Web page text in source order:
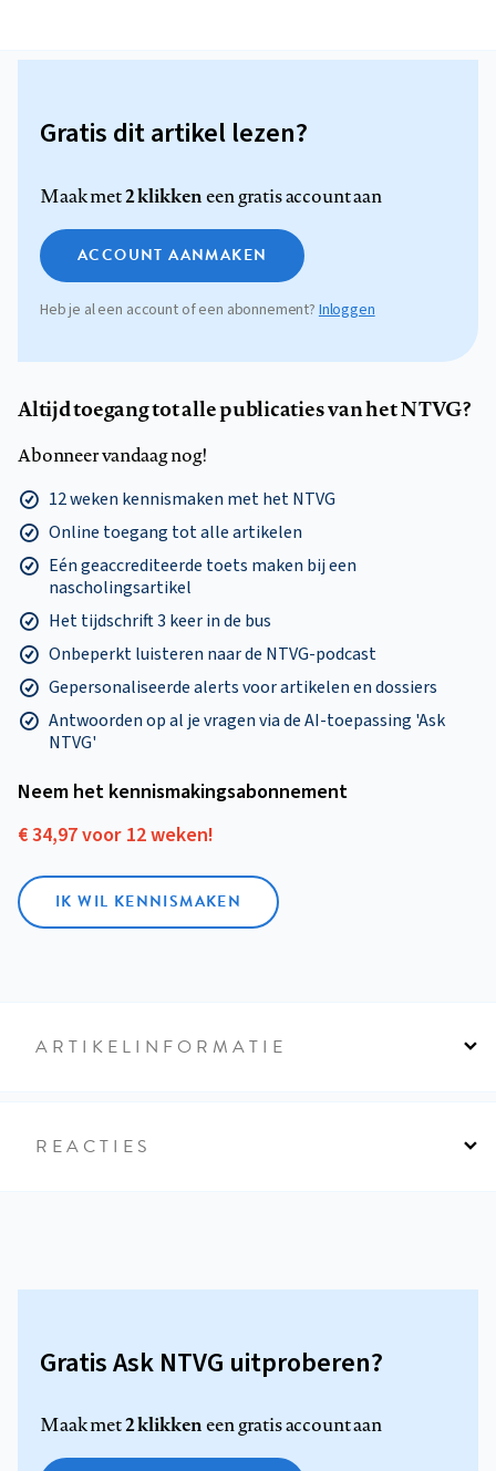
Gratis dit artikel lezen?
Maak met2 klikkeneen gratis account aan
ACCOUNT AANMAKEN
Heb je al een account of een abonnement? Inloggen
Altijd toegang tot alle publicaties van het NTVG?
Abonneer vandaag nog!
12 weken kennismaken met het NTVG
Online toegang tot alle artikelen
Eén geaccrediteerde toets maken bij een
nascholingsartikel
Het tijdschrift 3 keer in de bus
Onbeperkt luisteren naar de NTVG-podcast
Gepersonaliseerde alerts voor artikelen en dossiers
Antwoorden op al je vragen via de AI-toepassing 'Ask
NTVG'
Neem het kennismakings­abonnement
€ 34,97 voor 12 weken!
IK WIL KENNISMAKEN
ARTIKELINFORMATIE
REACTIES
Gratis Ask NTVG uitproberen?
Maak met2 klikkeneen gratis account aan